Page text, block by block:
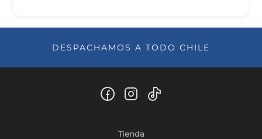
DESPACHAMOS A TODO CHILE
Tienda